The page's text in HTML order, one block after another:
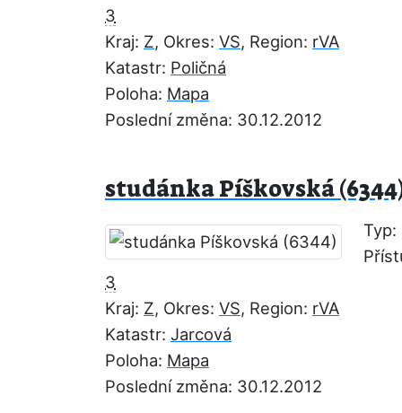
3
Kraj: Z, Okres: VS, Region: rVA
Katastr: Poličná
Poloha: Mapa
Poslední změna: 30.12.2012
studánka Píškovská
Typ:
3
Kraj: Z, Okres: VS, Region: rVA
Katastr: Jarcová
Poloha: Mapa
Poslední změna: 30.12.2012